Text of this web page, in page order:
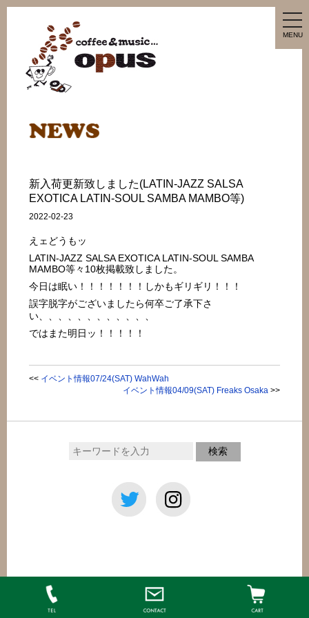
MENU
新入荷更新致しました(LATIN-JAZZ SALSA
EXOTICA LATIN-SOUL SAMBA MAMBO等)
2022-02-23
えェどうもッ
LATIN-JAZZ SALSA EXOTICA LATIN-SOUL SAMBA
MAMBO等々10枚掲載致しました。
今日は眠い！！！！！！！しかもギリギリ！！！
誤字脱字がございましたら何卒ご了承下さ
い、、、、、、、、、、、、
ではまた明日ッ！！！！！
<< イベント情報07/24(SAT) WahWah
イベント情報04/09(SAT) Freaks Osaka>>